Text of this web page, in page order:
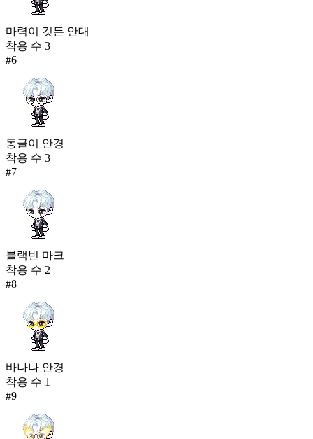
마력이 깃든 안대
착용 수 3
#6
동글이 안경
착용 수 3
#7
블랙빈 마크
착용 수 2
#8
바나나 안경
착용 수 1
#9